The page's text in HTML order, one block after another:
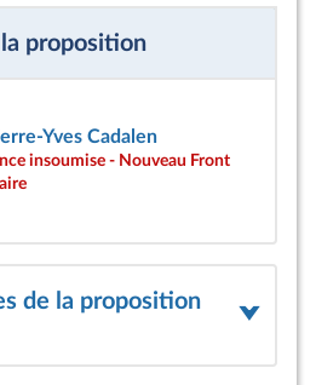
proposition
Yves Cadalen
insoumise - Nouveau Front
de la proposition